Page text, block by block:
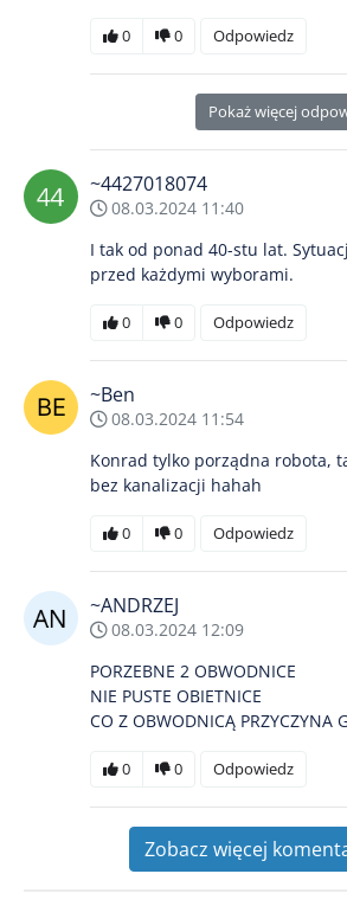
0 0 Odpowiedz
Pokaż więcej
~4427018074
08.03.2024 11:40
I tak od ponad 40-stu lat.
przed każdymi wyborami.
0 0 Odpowiedz
~Ben
08.03.2024 11:54
Konrad tylko porządna robota,
bez kanalizacji hahah
0 0 Odpowiedz
~ANDRZEJ
08.03.2024 12:09
PORZEBNE 2 OBWODNICE
NIE PUSTE OBIETNICE
CO Z OBWODNICĄ PRZYCZYNA
0 0 Odpowiedz
Zobacz więcej